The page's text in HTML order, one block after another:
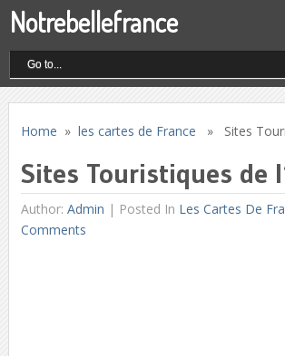
Notrebellefrance
Home » les cartes de France » Sites
Sites Touristiques de
Author: Admin | Posted In Les Cartes De
Comments